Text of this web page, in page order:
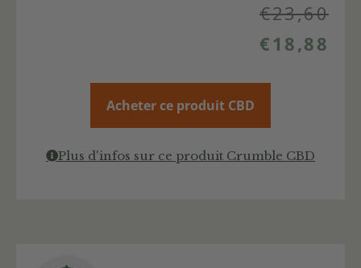
€23,60
€ 18,88
Acheter ce produit CBD
Plus d'infos sur ce produit Crumble CBD